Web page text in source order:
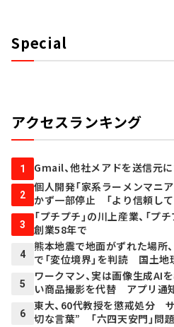
Special
アクセスランキング
1 Gmail、他社メアドを送信元
2
個人開発「家系ラーメンマニ
かず一部停止 「より信頼して
3
「プチプチ」の川上産業、「
創業58年で
4
熊本地震で地面がずれた場
で「変位境界」を判読 国土地
5
ワークマン、実は画像生成
い商品撮影を代替 アプリ通
6
東大、60代教授を懲戒処分
切な言葉” 「六四天安門」問